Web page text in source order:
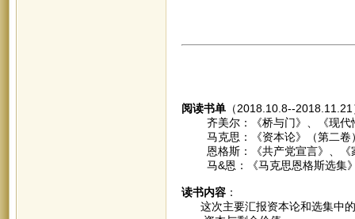
阅读书单（2018.10.8--2018.11.21
齐美尔：《桥与门》、《现代
马克思：《资本论》（第二卷
恩格斯：《共产党宣言》、《
马&恩：《马克思恩格斯选集》
读书内容：
这次主要汇报资本论和选集中的